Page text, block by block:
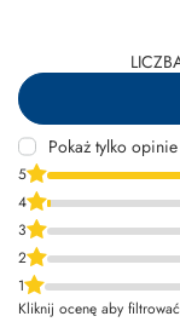
Pokaż tylko
5
4
3
2
1
Kliknij ocenę aby